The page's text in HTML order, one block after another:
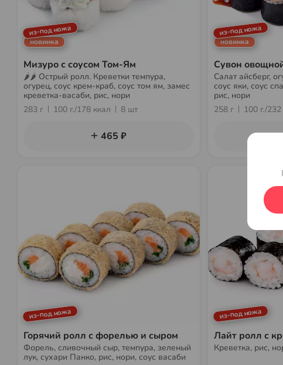
из-под ножа
новинка
Мизуро с соусом Том-Ям
🌶🌶 Острый ролл. Креветки темпура,
огурец, соус крем-краб, соус том ям, замес
креветка-васаби, рис, нори
283 г
100 г./178 ккал 8 шт
465 ₽
из-под ножа
новинка
Сувон
Салат айсберг,
соус яки, соус
рис, нори
258 г
100 г./
из-под ножа
Горячий ролл с форелью и сыром
Форель, сливочный сыр, темпура, зеленый
лук, сухари Панко, рис, нори, соус васаби
из-под ножа
Лайт ролл с
Креветка, рис,